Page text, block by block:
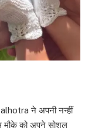
ने अपनी नन्हीं
मौके को अपने सोशल